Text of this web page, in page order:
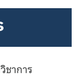
าการ